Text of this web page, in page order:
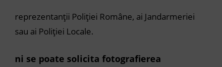
reprezentanții Poliției Române, ai Jandarmeriei
sau ai Poliției Locale.
ni se poate solicita fotografierea